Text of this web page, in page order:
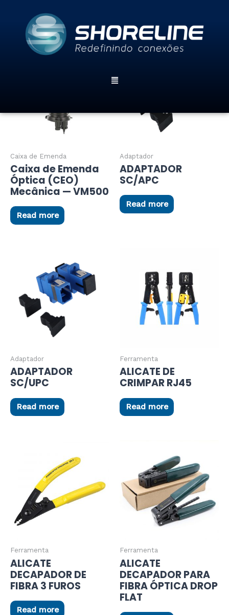
conteúdo
Menu
Produtos
Caixa de Emenda
Caixa de Emenda
Óptica (CEO)
Mecânica — VM500
Read more
Adaptador
ADAPTADOR
SC/APC
Read more
Adaptador
ADAPTADOR
SC/UPC
Read more
Ferramenta
ALICATE DE
CRIMPAR RJ45
Read more
Ferramenta
ALICATE
DECAPADOR DE
FIBRA 3 FUROS
Read more
Ferramenta
ALICATE
DECAPADOR PARA
FIBRA ÓPTICA DROP
FLAT